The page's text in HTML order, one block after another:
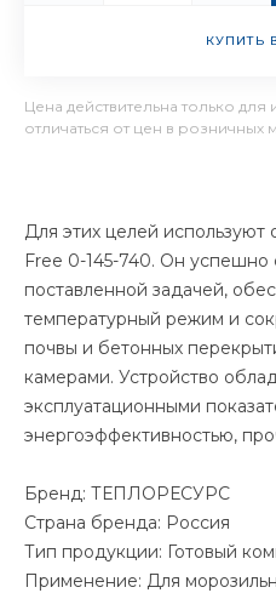
КУПИТЬ
Цена действительна только
отличаться от цен в розничных
Для этих целей
Free 0-145-740. Он успешно
поставленной задачей,
температурный режим и
почвы и бетонных
камерами. Устройство
эксплуатационными
энергоэффективностью,
Бренд: ТЕПЛОРЕСУРС
Страна бренда: Россия
Тип продукции: Готовый
Применение: Для